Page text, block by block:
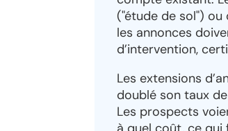
("étude de sol") ou
les annonces
d’intervention,
Les extensions
doublé son taux
Les prospects